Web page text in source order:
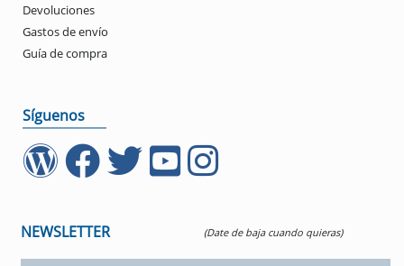
Devoluciones
Gastos de envío
Guía de compra
Síguenos
NEWSLETTER (Date de baja cuando quieras)